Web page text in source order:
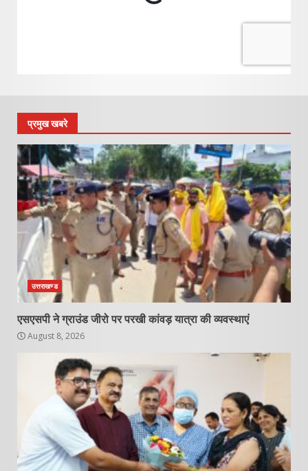
प्रमुख खबरे
उत्तराखण्ड
एसएसपी ने ग्राउंड जीरो पर परखी कांवड़ यात्रा की व्यवस्थाएं
August 8, 2026